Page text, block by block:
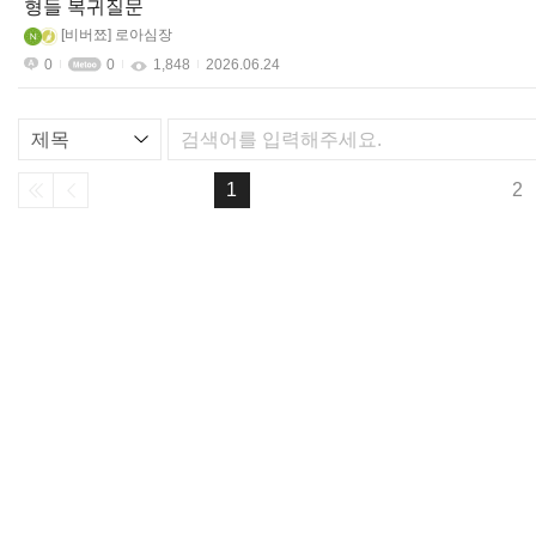
형들 복귀질문
비버쬬 로아심장
0
0 1,848 2026.06.24
리
스
1 2